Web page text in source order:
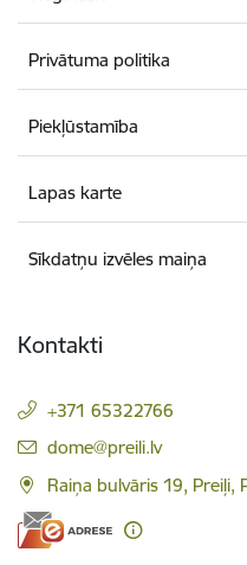
Privātuma politika
Piekļūstamība
Lapas karte
Sīkdatņu izvēles maiņa
Kontakti
+371 65322766
E-pasts:
dome@preili.lv
Raiņa bulvāris 19, Preiļi,